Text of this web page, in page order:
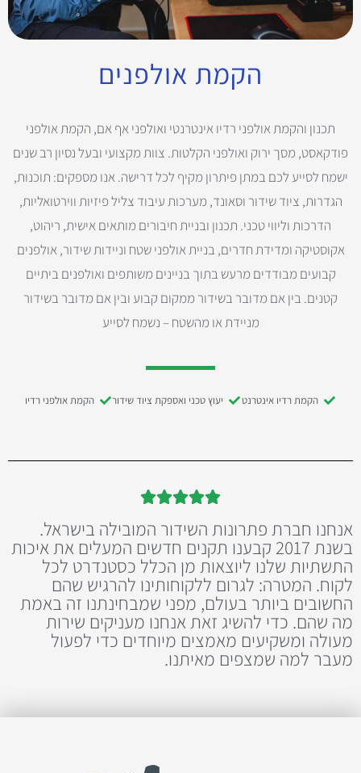
הקמת אולפנים
תכנון והקמת אולפני רדיו אינטרנטי ואולפני אף אם, הקמת אולפני
פודקאסט, מסך ירוק ואולפני הקלטות. צוות מקצועי ובעל נסיון רב שנים
ישמח לסייע לכם במתן פיתרון מקיף לכל דרישה. אנו מספקים: תוכנות,
הגדרות, ציוד שידור וסאונד, מערכות עיבוד צליל פיזיות ווירטואליות,
הדרכות וליווי טכני. תכנון ובניית חיבורים מותאים אישית, ריהוט,
אקוסטיקה ומדידת חדרים, בניית אולפני שטח וניידות שידור, אולפנים
קבועים מבודדים מרעש בתוך בניינים משותפים ואולפנים ביתיים
קטנים. בין אם מדובר בשידור ממקום קבוע ובין אם מדובר בשידור
מניידת או מהשטח – נשמח לסייע
הקמת רדיו אינטרנט יעוץ טכני ואספקת ציוד שידור הקמת אולפני רדיו





אנחנו חברת פתרונות השידור המובילה בישראל.
בשנת 2017 קבענו תקנים חדשים המעלים את איכות
התשתיות שלנו ליוצאות מן הכלל כסטנדרט לכל
לקוח. המטרה: לגרום ללקוחותינו להרגיש שהם
החשובים ביותר בעולם, מפני שמבחינתנו זה באמת
מה שהם. כדי להשיג זאת אנחנו מעניקים שירות
מעולה ומשקיעים מאמצים מיוחדים כדי לפעול
מעבר למה שמצפים מאיתנו.